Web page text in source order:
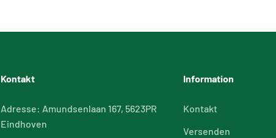
Kontakt
Adresse: Amundsenlaan 167, 5623PR
Eindhoven
Information
Kontakt
Versenden